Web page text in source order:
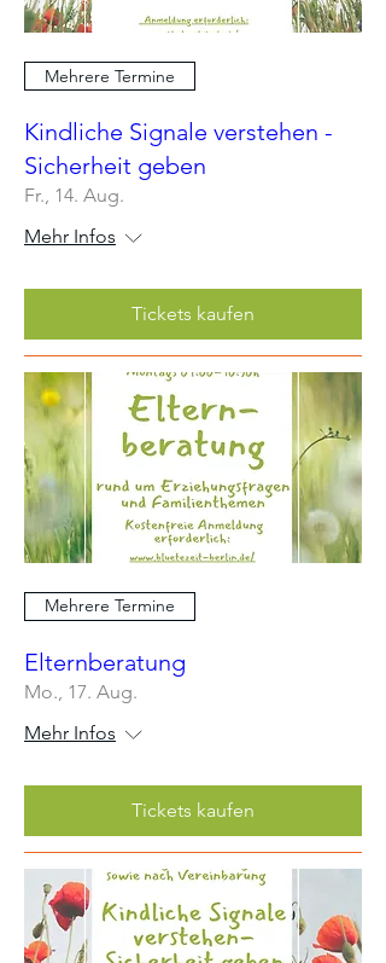
Mehrere Termine
Kindliche Signale verstehen -
Sicherheit geben
Fr., 14. Aug.
Mehr Infos
Tickets kaufen
Mehrere Termine
Elternberatung
Mo., 17. Aug.
Mehr Infos
Tickets kaufen